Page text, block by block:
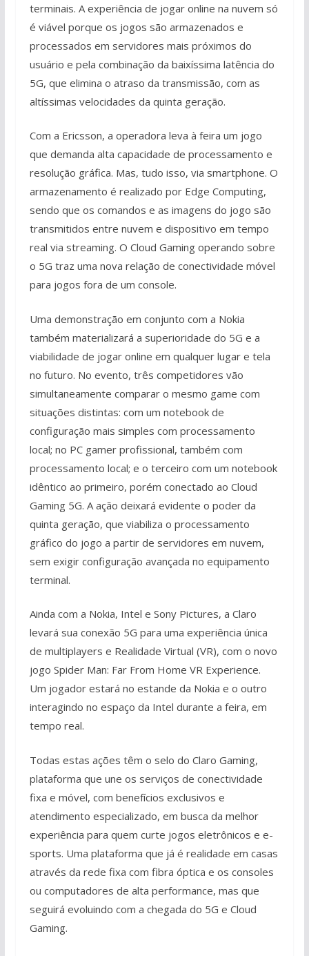
terminais. A experiência de jogar online na nuvem só
é viável porque os jogos são armazenados e
processados em servidores mais próximos do
usuário e pela combinação da baixíssima latência do
5G, que elimina o atraso da transmissão, com as
altíssimas velocidades da quinta geração.
Com a Ericsson, a operadora leva à feira um jogo
que demanda alta capacidade de processamento e
resolução gráfica. Mas, tudo isso, via smartphone. O
armazenamento é realizado por Edge Computing,
sendo que os comandos e as imagens do jogo são
transmitidos entre nuvem e dispositivo em tempo
real via streaming. O Cloud Gaming operando sobre
o 5G traz uma nova relação de conectividade móvel
para jogos fora de um console.
Uma demonstração em conjunto com a Nokia
também materializará a superioridade do 5G e a
viabilidade de jogar online em qualquer lugar e tela
no futuro. No evento, três competidores vão
simultaneamente comparar o mesmo game com
situações distintas: com um notebook de
configuração mais simples com processamento
local; no PC gamer profissional, também com
processamento local; e o terceiro com um notebook
idêntico ao primeiro, porém conectado ao Cloud
Gaming 5G. A ação deixará evidente o poder da
quinta geração, que viabiliza o processamento
gráfico do jogo a partir de servidores em nuvem,
sem exigir configuração avançada no equipamento
terminal.
Ainda com a Nokia, Intel e Sony Pictures, a Claro
levará sua conexão 5G para uma experiência única
de multiplayers e Realidade Virtual (VR), com o novo
jogo Spider Man: Far From Home VR Experience.
Um jogador estará no estande da Nokia e o outro
interagindo no espaço da Intel durante a feira, em
tempo real.
Todas estas ações têm o selo do Claro Gaming,
plataforma que une os serviços de conectividade
fixa e móvel, com benefícios exclusivos e
atendimento especializado, em busca da melhor
experiência para quem curte jogos eletrônicos e e-
sports. Uma plataforma que já é realidade em casas
através da rede fixa com fibra óptica e os consoles
ou computadores de alta performance, mas que
seguirá evoluindo com a chegada do 5G e Cloud
Gaming.